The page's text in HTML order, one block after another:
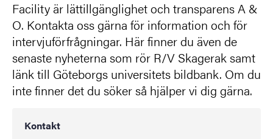
Facility är lättillgänglighet och transparens A &
O. Kontakta oss gärna för information och för
intervjuförfrågningar. Här finner du även de
senaste nyheterna som rör R/V Skagerak samt
länk till Göteborgs universitets bildbank. Om du
inte finner det du söker så hjälper vi dig gärna.
Kontakt